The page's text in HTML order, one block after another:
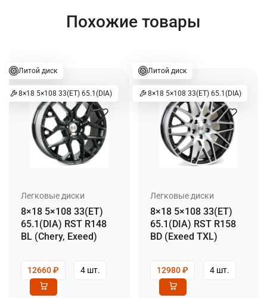
Похожие товары
Литой диск
8×18 5×108 33(ET) 65.1(DIA)
Легковые диски
8×18 5×108 33(ET)
65.1(DIA) RST R148
BL (Chery, Exeed)
12660₽ 4 шт.
Литой диск
8×18 5×108 33(ET) 65.1(DIA)
Легковые диски
8×18 5×108 33(ET)
65.1(DIA) RST R158
BD (Exeed TXL)
12980₽ 4 шт.